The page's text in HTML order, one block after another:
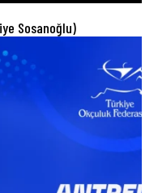
Sosanoğlu)